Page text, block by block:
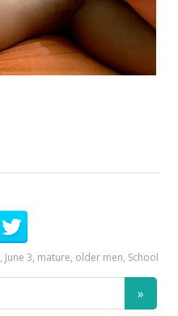
, June 3, mature, older men, School